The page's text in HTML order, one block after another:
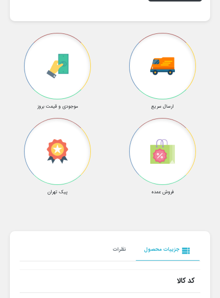
ارسال سریع موجودی و قیمت بروز
فروش عمده پیک تهران
view_list جزییات محصول نظرات
کد کالا